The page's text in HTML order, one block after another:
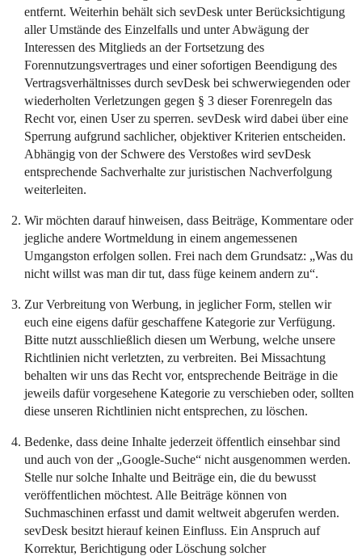
entfernt. Weiterhin behält sich sevDesk unter Berücksichtigung
aller Umstände des Einzelfalls und unter Abwägung der
Interessen des Mitglieds an der Fortsetzung des
Forennutzungsvertrages und einer sofortigen Beendigung des
Vertragsverhältnisses durch sevDesk bei schwerwiegenden oder
wiederholten Verletzungen gegen § 3 dieser Forenregeln das
Recht vor, einen User zu sperren. sevDesk wird dabei über eine
Sperrung aufgrund sachlicher, objektiver Kriterien entscheiden.
Abhängig von der Schwere des Verstoßes wird sevDesk
entsprechende Sachverhalte zur juristischen Nachverfolgung
weiterleiten.
Wir möchten darauf hinweisen, dass Beiträge, Kommentare oder
jegliche andere Wortmeldung in einem angemessenen
Umgangston erfolgen sollen. Frei nach dem Grundsatz: „Was du
nicht willst was man dir tut, dass füge keinem andern zu“.
Zur Verbreitung von Werbung, in jeglicher Form, stellen wir
euch eine eigens dafür geschaffene Kategorie zur Verfügung.
Bitte nutzt ausschließlich diesen um Werbung, welche unsere
Richtlinien nicht verletzten, zu verbreiten. Bei Missachtung
behalten wir uns das Recht vor, entsprechende Beiträge in die
jeweils dafür vorgesehene Kategorie zu verschieben oder, sollten
diese unseren Richtlinien nicht entsprechen, zu löschen.
Bedenke, dass deine Inhalte jederzeit öffentlich einsehbar sind
und auch von der „Google-Suche“ nicht ausgenommen werden.
Stelle nur solche Inhalte und Beiträge ein, die du bewusst
veröffentlichen möchtest. Alle Beiträge können von
Suchmaschinen erfasst und damit weltweit abgerufen werden.
sevDesk besitzt hierauf keinen Einfluss. Ein Anspruch auf
Korrektur, Berichtigung oder Löschung solcher